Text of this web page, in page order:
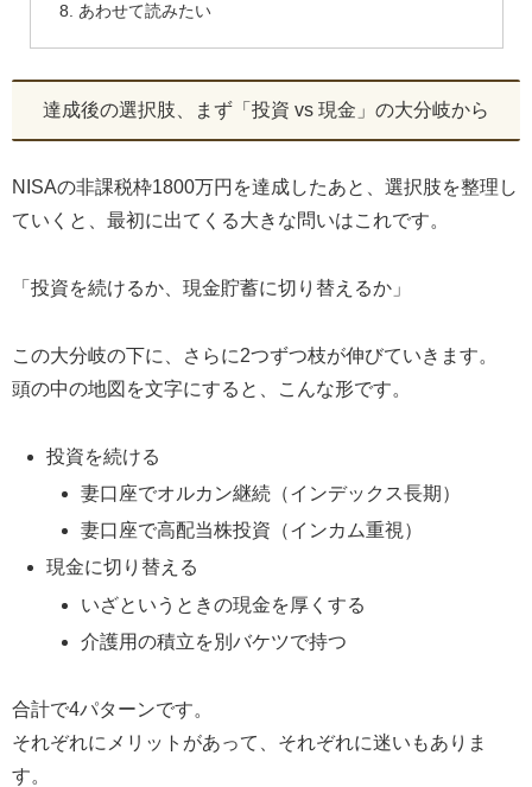
あわせて読みたい
達成後の選択肢、まず「投資 vs 現金」の大分岐から
NISAの非課税枠1800万円を達成したあと、選択肢を整理し
ていくと、最初に出てくる大きな問いはこれです。
「投資を続けるか、現金貯蓄に切り替えるか」
この大分岐の下に、さらに2つずつ枝が伸びていきます。
頭の中の地図を文字にすると、こんな形です。
投資を続ける
妻口座でオルカン継続（インデックス長期）
妻口座で高配当株投資（インカム重視）
現金に切り替える
いざというときの現金を厚くする
介護用の積立を別バケツで持つ
合計で4パターンです。
それぞれにメリットがあって、それぞれに迷いもありま
す。